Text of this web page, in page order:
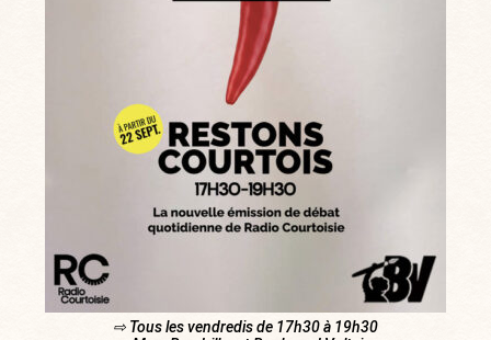
⇨ Tous les vendredis de 17h30 à 19h30